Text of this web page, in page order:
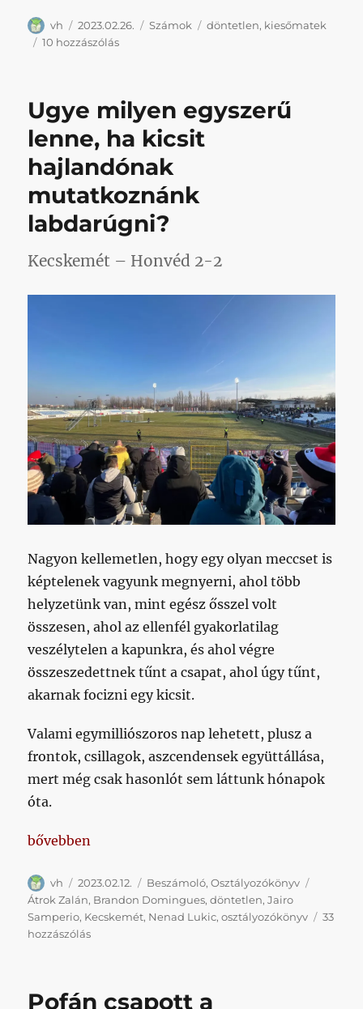
Szerző
vh Közzétéve
2023.02.26. Kategória
Számok Címke
döntetlen, kiesőmatek
10 hozzászólásAz
óta
nem
volt
ilyen
szoros
a
kiesés
kérdése
bejegyzéshez
Ugye milyen egyszerű
lenne, ha kicsit
hajlandónak
mutatkoznánk
labdarúgni?
Kecskemét – Honvéd 2-2
Nagyon kellemetlen, hogy egy olyan meccset is
képtelenek vagyunk megnyerni, ahol több
helyzetünk van, mint egész ősszel volt
összesen, ahol az ellenfél gyakorlatilag
veszélytelen a kapunkra, és ahol végre
összeszedettnek tűnt a csapat, ahol úgy tűnt,
akarnak focizni egy kicsit.
Valami egymilliószoros nap lehetett, plusz a
frontok, csillagok, aszcendensek együttállása,
mert még csak hasonlót sem láttunk hónapok
óta.
„Ugye milyen egyszerű lenne, ha kicsit
bővebben
Szerző
vh Közzétéve
2023.02.12. Kategória
Beszámoló,Osztályozókönyv
Átrok Zalán, Brandon Domingues,döntetlen,Jairo
Samperio, Kecskemét, Nenad Lukic,osztályozókönyv
33
hozzászólásUgye
ha
Pofán csapott a